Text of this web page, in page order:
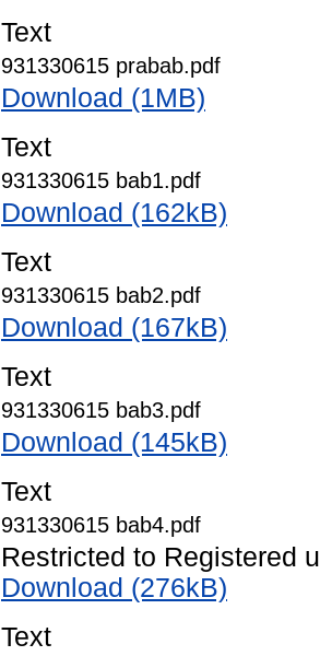
Text
931330615 prabab.pdf
Download (1MB)
Text
931330615 bab1.pdf
Download (162kB)
Text
931330615 bab2.pdf
Download (167kB)
Text
931330615 bab3.pdf
Download (145kB)
Text
931330615 bab4.pdf
Restricted to Registered
Download (276kB)
Text